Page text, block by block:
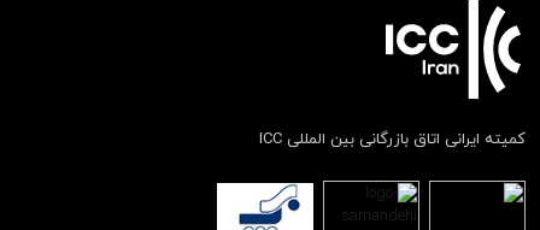
کمیته ایرانی اتاق بازرگانی بین المللی ICC